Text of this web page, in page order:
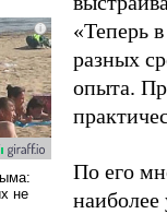
«Теперь
разных
опыта.
По его